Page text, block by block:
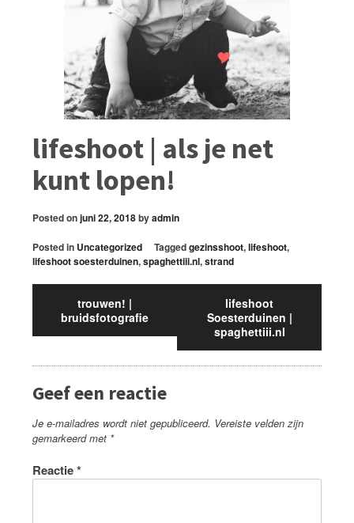
lifeshoot | als je net
kunt lopen!
Posted onjuni 22, 2018byadmin
Posted in Uncategorized Taggedgezinsshoot,lifeshoot,
lifeshoot soesterduinen,spaghettiii.nl,strand
trouwen! |
bruidsfotografie
lifeshoot
Soesterduinen |
spaghettiii.nl
Geef een reactie
Je e-mailadres wordt niet gepubliceerd. Vereiste velden zijn
gemarkeerd met *
Reactie*